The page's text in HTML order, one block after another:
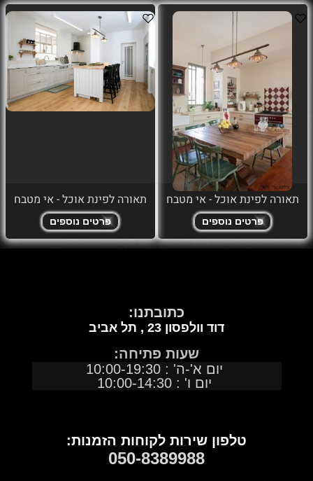
תאורה לפינת אוכל - אי מטבח
פרטים נוספים
תאורה לפינת אוכל - אי מטבח
פרטים נוספים
כתובתנו:
דוד וולפסון 23 , תל אביב
שעות פתיחה:
יום א'-ה' : 10:00-19:30
יום ו' : 10:00-14:30
טלפון שירות לקוחות הזמנות:
050-8389988